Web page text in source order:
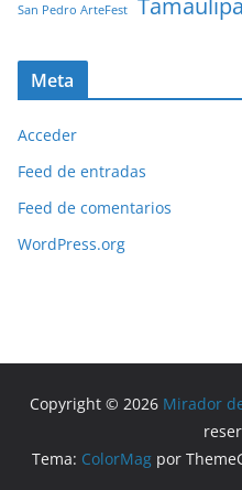
San Pedro ArteFest
Meta
Acceder
Feed de entradas
Feed de comentarios
WordPress.org
Copyright © 2026 Mirador
Tema: ColorMagpor